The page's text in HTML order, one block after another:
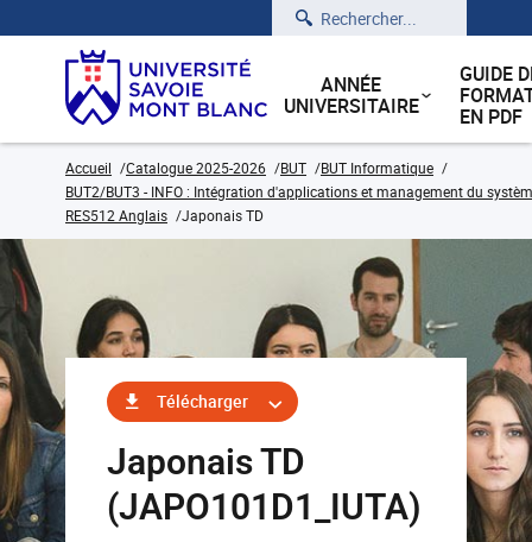
Rechercher
ANNÉE
UNIVERSITAIRE
GUIDE
EN PDF
Accueil Catalogue 2025-2026 BUT
BUT Informatique
BUT2/BUT3 - INFO : Intégration d'applications et management du
RES512 Anglais
Japonais TD
Télécharger
Japonais TD
(JAPO101D1_IUTA)